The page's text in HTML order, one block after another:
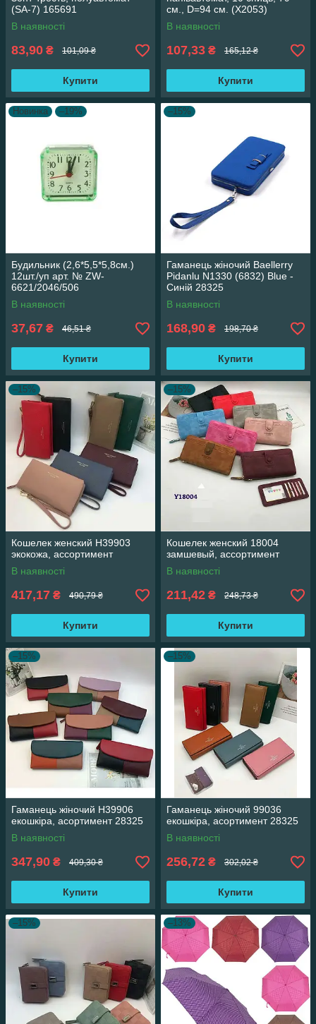
(SA-7) 165691
В наявності
83,90 ₴ 101,09 ₴
Купити
см., D=94 см. (X2053)
В наявності
107,33 ₴ 165,12 ₴
Купити
Новинка –19%
Будильник (2,6*5,5*5,8см.)
12шт./уп арт. № ZW-
6621/2046/506
В наявності
37,67 ₴ 46,51 ₴
Купити
–15%
Гаманець жіночий Baellerry
Pidanlu N1330 (6832) Blue -
Синій 28325
В наявності
168,90 ₴ 198,70 ₴
Купити
–15%
Кошелек женский H39903
экокожа, ассортимент
В наявності
417,17 ₴ 490,79 ₴
Купити
–15%
Кошелек женский 18004
замшевый, ассортимент
В наявності
211,42 ₴ 248,73 ₴
Купити
–15%
Гаманець жіночий H39906
екошкіра, асортимент 28325
В наявності
347,90 ₴ 409,30 ₴
Купити
–15%
Гаманець жіночий 99036
екошкіра, асортимент 28325
В наявності
256,72 ₴ 302,02 ₴
Купити
–15% –13%